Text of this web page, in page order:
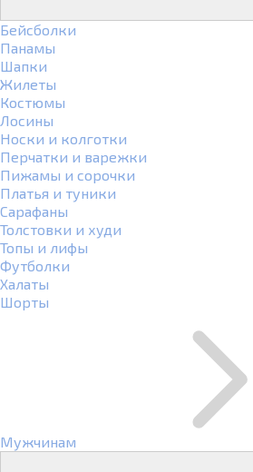
Бейсболки
Панамы
Шапки
Жилеты
Костюмы
Лосины
Носки и колготки
Перчатки и варежки
Пижамы и сорочки
Платья и туники
Сарафаны
Толстовки и худи
Топы и лифы
Футболки
Халаты
Шорты
Мужчинам